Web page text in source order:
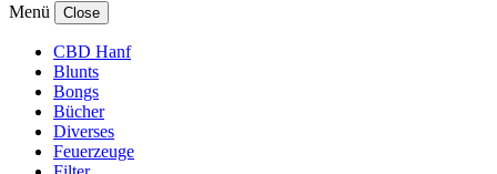
Menü Close
CBD Hanf
Blunts
Bongs
Bücher
Diverses
Feuerzeuge